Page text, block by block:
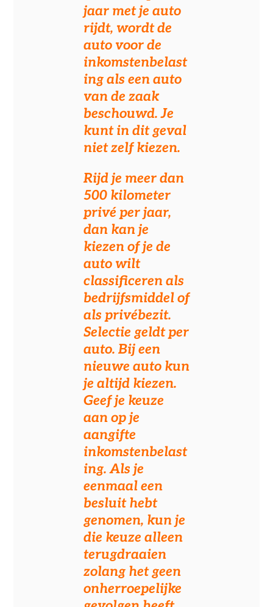
jaar met je auto
rijdt, wordt de
auto voor de
inkomstenbelast
ing als een auto
van de zaak
beschouwd. Je
kunt in dit geval
niet zelf kiezen.
Rijd je meer dan
500 kilometer
privé per jaar,
dan kan je
kiezen of je de
auto wilt
classificeren als
bedrijfsmiddel of
als privébezit.
Selectie geldt per
auto. Bij een
nieuwe auto kun
je altijd kiezen.
Geef je keuze
aan op je
aangifte
inkomstenbelast
ing. Als je
eenmaal een
besluit hebt
genomen, kun je
die keuze alleen
terugdraaien
zolang het geen
onherroepelijke